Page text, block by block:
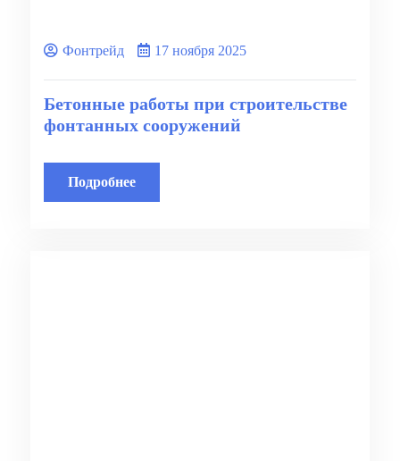
Фонтрейд 17 ноября 2025
Бетонные работы при строительстве
фонтанных сооружений
Подробнее